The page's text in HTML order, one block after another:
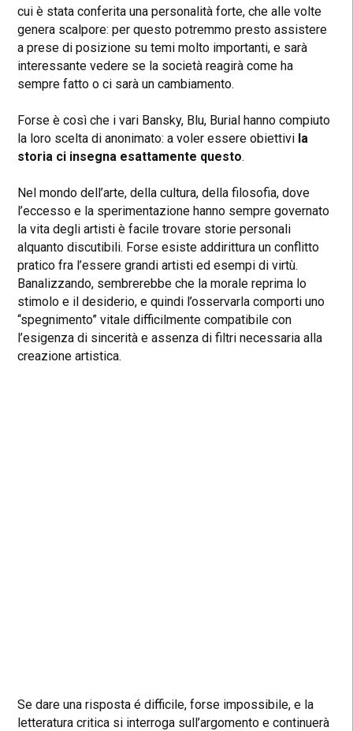
cui è stata conferita una personalità forte, che alle volte
genera scalpore: per questo potremmo presto assistere
a prese di posizione su temi molto importanti, e sarà
interessante vedere se la società reagirà come ha
sempre fatto o ci sarà un cambiamento.
Forse è così che i vari Bansky, Blu, Burial hanno compiuto
la loro scelta di anonimato: a voler essere obiettivi la
storia ci insegna esattamente questo.
Nel mondo dell’arte, della cultura, della filosofia, dove
l’eccesso e la sperimentazione hanno sempre governato
la vita degli artisti è facile trovare storie personali
alquanto discutibili. Forse esiste addirittura un conflitto
pratico fra l’essere grandi artisti ed esempi di virtù.
Banalizzando, sembrerebbe che la morale reprima lo
stimolo e il desiderio, e quindi l’osservarla comporti uno
“spegnimento” vitale difficilmente compatibile con
l’esigenza di sincerità e assenza di filtri necessaria alla
creazione artistica.
Se dare una risposta é difficile, forse impossibile, e la
letteratura critica si interroga sull’argomento e continuerà